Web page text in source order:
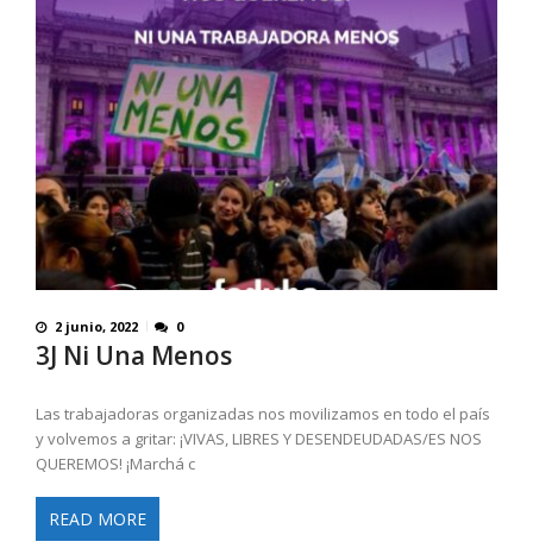
2 junio, 2022 0
3J Ni Una Menos
Las trabajadoras organizadas nos movilizamos en todo el país
y volvemos a gritar: ¡VIVAS, LIBRES Y DESENDEUDADAS/ES NOS
QUEREMOS! ¡Marchá c
READ MORE